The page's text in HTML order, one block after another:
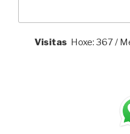
Visitas Hoxe: 367 /